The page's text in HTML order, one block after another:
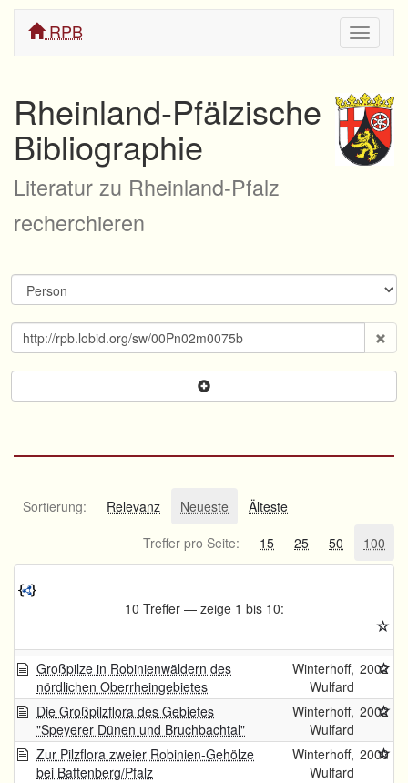
ein/
RPB
Rheinland-Pfälzische
Bibliographie
Literatur zu Rheinland-Pfalz
recherchieren
Sortierung: Relevanz Neueste
Älteste
Treffer pro Seite:
15 25 50 100
10 Treffer — zeige 1 bis 10:
Großpilze in Robinienwäldern des
nördlichen Oberrheingebietes
Winterhoff,
Wulfard
2002
Die Großpilzflora des Gebietes
"Speyerer Dünen und Bruchbachtal"
Winterhoff,
Wulfard
2002
Zur Pilzflora zweier Robinien-Gehölze
bei Battenberg/Pfalz
Winterhoff,
Wulfard
2000